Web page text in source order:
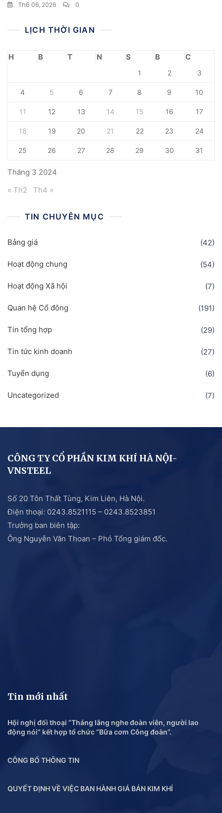
Th6 06, 2026
0
LỊCH THỜI GIAN
Tháng 3 2024
H B T N S B C
1 2 3
4 5 6 7 8 9 10
11 12 13 14 15 16 17
18 19 20 21 22 23 24
25 26 27 28 29 30 31
« Th2 Th4 »
TIN CHUYÊN MỤC
Bảng giá (42)
Hoạt động chung (54)
Hoạt động Xã hội (7)
Quan hệ Cổ đông (191)
Tin tổng hợp (29)
Tin tức kinh doanh (27)
Tuyển dụng (6)
Uncategorized (7)
CÔNG TY CỔ PHẦN KIM KHÍ HÀ NỘI-
VNSTEEL
Số 20 Tôn Thất Tùng, Kim Liên, Hà Nội.
Điện thoại: 0243.8521115 – 0243.8523851
Trưởng ban biên tập:
Ông Nguyễn Văn Thoan – Phó Tổng giám đốc.
Tin mới nhất
Hội nghị đối thoại “Tháng lắng nghe đoàn viên, người lao
động nói” kết hợp tổ chức “Bữa cơm Công đoàn”.
CÔNG BỐ THÔNG TIN
QUYẾT ĐỊNH VỀ VIỆC BAN HÀNH GIÁ BÁN KIM KHÍ